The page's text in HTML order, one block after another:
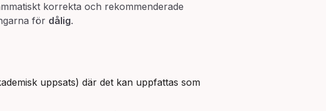
korrekta och rekommenderade
för dålig.
uppsats) där det kan uppfattas som